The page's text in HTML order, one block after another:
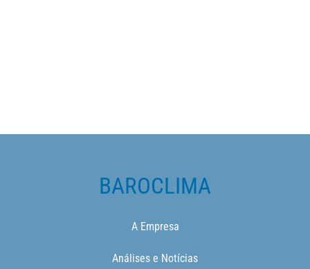
BAROCLIMA
A Empresa
Análises e Notícias